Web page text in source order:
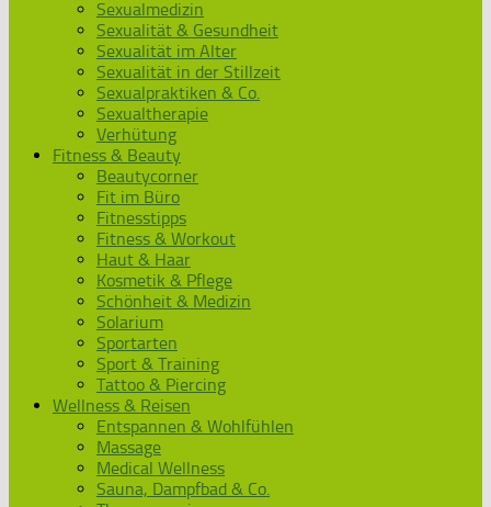
Sexualmedizin
Sexualität & Gesundheit
Sexualität im Alter
Sexualität in der Stillzeit
Sexualpraktiken & Co.
Sexualtherapie
Verhütung
Fitness & Beauty
Beautycorner
Fit im Büro
Fitnesstipps
Fitness & Workout
Haut & Haar
Kosmetik & Pflege
Schönheit & Medizin
Solarium
Sportarten
Sport & Training
Tattoo & Piercing
Wellness & Reisen
Entspannen & Wohlfühlen
Massage
Medical Wellness
Sauna, Dampfbad & Co.